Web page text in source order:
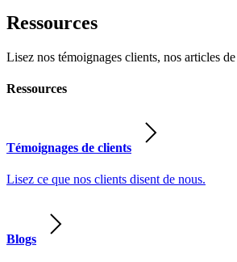
Ressources
Lisez nos témoignages clients, nos articles
Ressources
Témoignages de clients
Lisez ce que nos clients disent de nous.
Blogs